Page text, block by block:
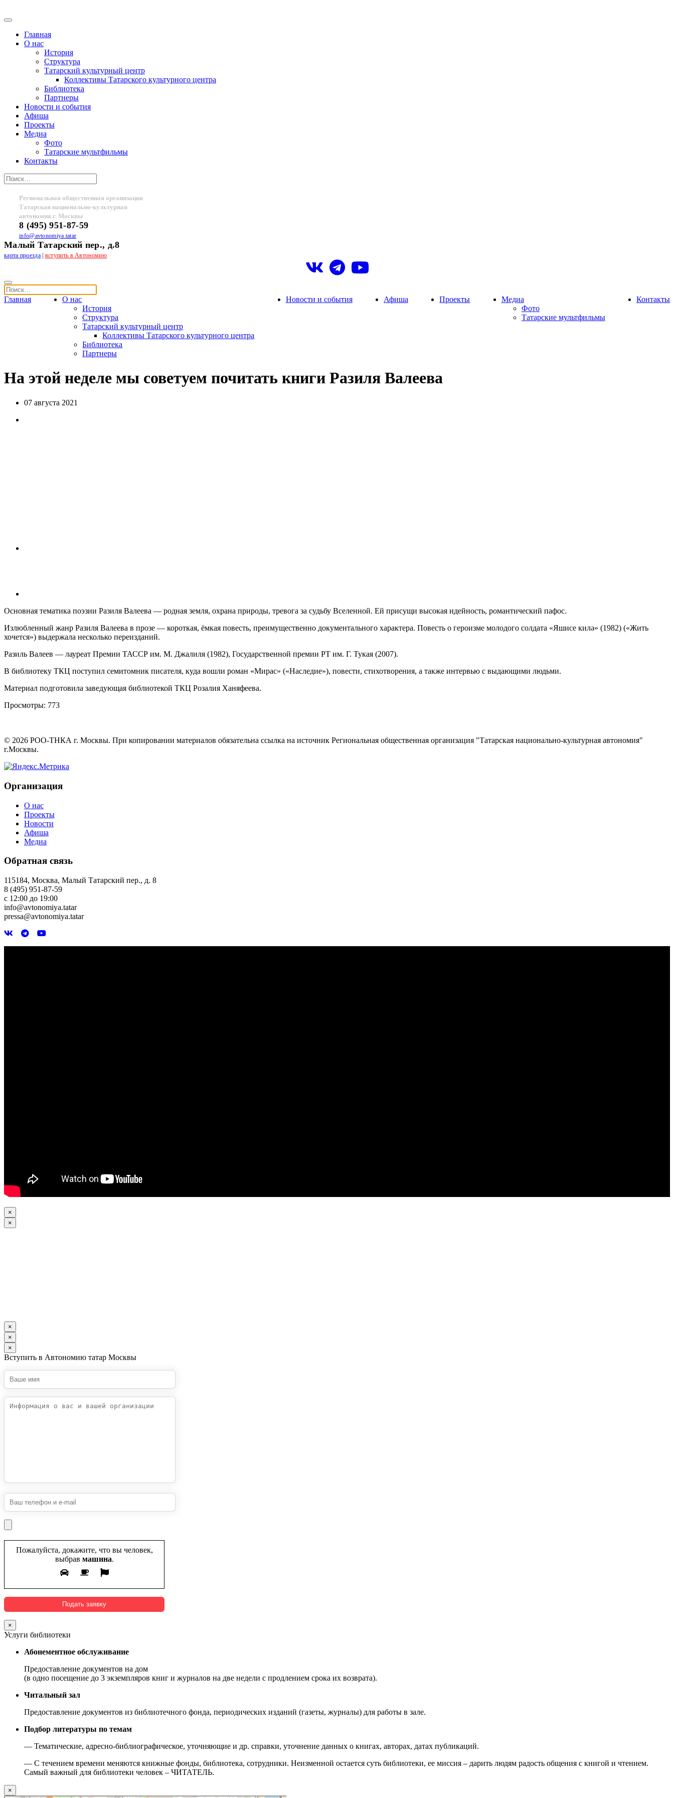
Главная
О нас
История
Структура
Татарский культурный центр
Коллективы Татарского культурного центра
Библиотека
Партнеры
Новости и события
Афиша
Проекты
Медиа
Фото
Татарские мультфильмы
Контакты
Региональная общественная организация
Татарская национально-культурная
автономия г. Москвы
8 (495) 951-87-59
info@avtonomiya.tatar
Малый Татарский пер., д.8
карта проезда| вступить в Автономию
Главная
О нас
История
Структура
Татарский культурный центр
Коллективы Татарского культурного центра
Библиотека
Партнеры
Новости и события Афиша Проекты
Медиа
Фото
Татарские мультфильмы
Контакты
На этой неделе мы советуем почитать книги Разиля Валеева
07 августа 2021
Основная тематика поэзии Разиля Валеева — родная земля, охрана природы, тревога за судьбу Вселенной. Ей присущи высокая идейность, романтический пафос.
Излюбленный жанр Разиля Валеева в прозе — короткая, ёмкая повесть, преимущественно документального характера. Повесть о героизме молодого солдата «Яшисе килә» (1982) («Жить
хочется») выдержала несколько переизданий.
Разиль Валеев — лауреат Премии ТАССР им. М. Джалиля (1982), Государственной премии РТ им. Г. Тукая (2007).
В библиотеку ТКЦ поступил семитомник писателя, куда вошли роман «Мирас» («Наследие»), повести, стихотворения, а также интервью с выдающими людьми.
Материал подготовила заведующая библиотекой ТКЦ Розалия Ханяфеева.
Просмотры: 773
© 2026 РОО-ТНКА г. Москвы. При копировании материалов обязательна ссылка на источник Региональная общественная организация "Татарская национально-культурная автономия"
г.Москвы.
Организация
О нас
Проекты
Новости
Афиша
Медиа
Обратная связь
115184, Москва, Малый Татарский пер., д. 8
8 (495) 951-87-59
с 12:00 до 19:00
info@avtonomiya.tatar
pressa@avtonomiya.tatar
×
×
×
×
×
Вступить в Автономию татар Москвы
Пожалуйста, докажите, что вы человек,
выбрав машина.
×
Услуги библиотеки
Абонементное обслуживание
Предоставление документов на дом
(в одно посещение до 3 экземпляров книг и журналов на две недели с продлением срока их возврата).
Читальный зал
Предоставление документов из библиотечного фонда, периодических изданий (газеты, журналы) для работы в зале.
Подбор литературы по темам
— Тематические, адресно-библиографическое, уточняющие и др. справки, уточнение данных о книгах, авторах, датах публикаций.
— С течением времени меняются книжные фонды, библиотека, сотрудники. Неизменной остается суть библиотеки, ее миссия – дарить людям радость общения с книгой и чтением.
Самый важный для библиотеки человек – ЧИТАТЕЛЬ.
×